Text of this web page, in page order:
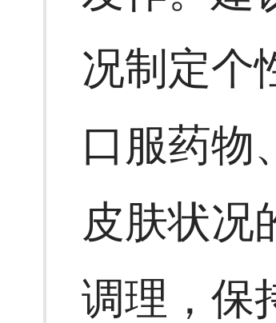
况制定个
口服药物
皮肤状况
调理，保